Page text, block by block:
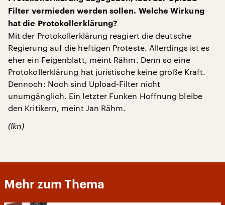
Filter vermieden werden sollen. Welche Wirkung
hat die Protokollerklärung?
Mit der Protokollerklärung reagiert die deutsche
Regierung auf die heftigen Proteste. Allerdings ist es
eher ein Feigenblatt, meint Rähm. Denn so eine
Protokollerklärung hat juristische keine große Kraft.
Dennoch: Noch sind Upload-Filter nicht
unumgänglich. Ein letzter Funken Hoffnung bleibe
den Kritikern, meint Jan Rähm.
(lkn)
Mehr zum Thema